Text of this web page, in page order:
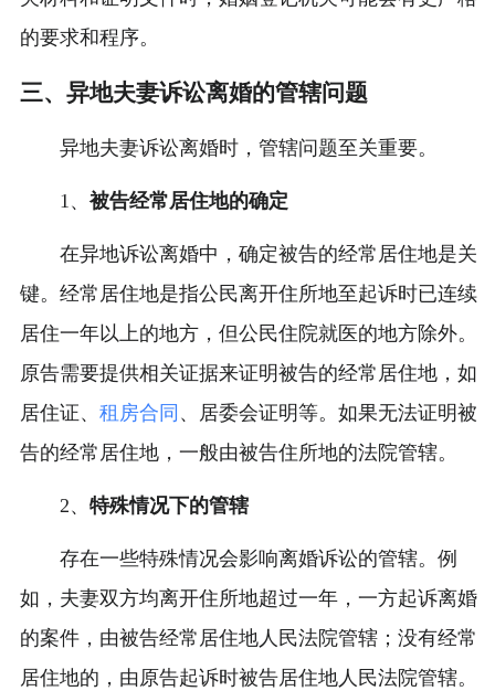
的要求和程序。
三、异地夫妻诉讼离婚的管辖问题
异地夫妻诉讼离婚时，管辖问题至关重要。
1、 被告经常居住地的确定
在异地诉讼离婚中，确定被告的经常居住地是关
键。经常居住地是指公民离开住所地至起诉时已连续
居住一年以上的地方，但公民住院就医的地方除外。
原告需要提供相关证据来证明被告的经常居住地，如
居住证、 租房合同 、居委会证明等。如果无法证明被
告的经常居住地，一般由被告住所地的法院管辖。
2、 特殊情况下的管辖
存在一些特殊情况会影响离婚诉讼的管辖。例
如，夫妻双方均离开住所地超过一年，一方起诉离婚
的案件，由被告经常居住地人民法院管辖；没有经常
居住地的，由原告起诉时被告居住地人民法院管辖。